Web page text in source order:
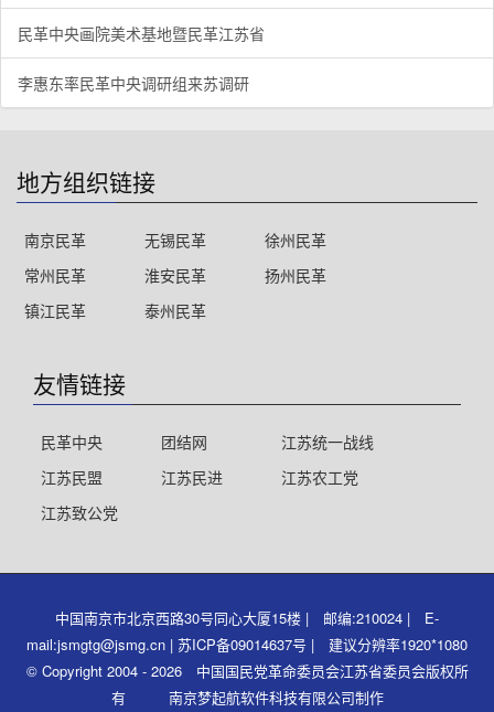
民革中央画院美术基地暨民革江苏省
李惠东率民革中央调研组来苏调研
地方组织链接
南京民革 无锡民革
徐州民革
常州民革
淮安民革
扬州民革
镇江民革
泰州民革
友情链接
民革中央 团结网
江苏统一战线
江苏民盟
江苏民进
江苏农工党
江苏致公党
中国南京市北京西路30号同心大厦15楼 | 邮编:210024 | E-
mail:jsmgtg@jsmg.cn | 苏ICP备09014637号 | 建议分辨率1920*1080
© Copyright 2004 - 2026 中国国民党革命委员会江苏省委员会版权所
有 南京梦起航软件科技有限公司制作